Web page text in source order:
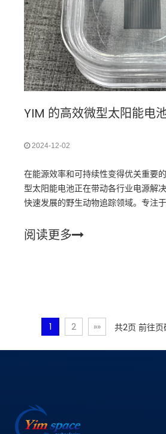
2024-12-02
在能源效率和可持续性变得优关重要
型太阳能电池正在带动各行业电源解
快速发展的野生动物追踪领域。专注
阅读更多
1 2 »» 共2页 前往页